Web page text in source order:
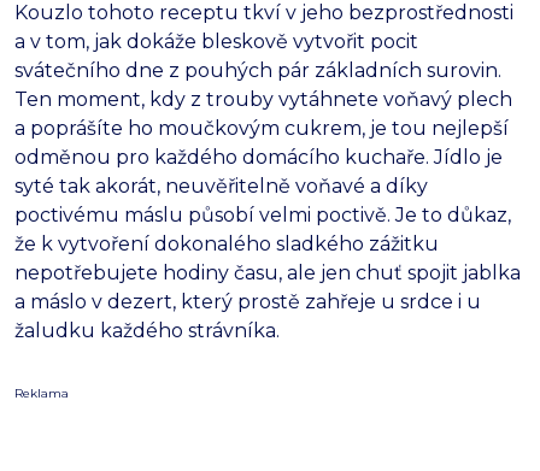
Kouzlo tohoto receptu tkví v jeho bezprostřednosti
a v tom, jak dokáže bleskově vytvořit pocit
svátečního dne z pouhých pár základních surovin.
Ten moment, kdy z trouby vytáhnete voňavý plech
a poprášíte ho moučkovým cukrem, je tou nejlepší
odměnou pro každého domácího kuchaře. Jídlo je
syté tak akorát, neuvěřitelně voňavé a díky
poctivému máslu působí velmi poctivě. Je to důkaz,
že k vytvoření dokonalého sladkého zážitku
nepotřebujete hodiny času, ale jen chuť spojit jablka
a máslo v dezert, který prostě zahřeje u srdce i u
žaludku každého strávníka.
Reklama